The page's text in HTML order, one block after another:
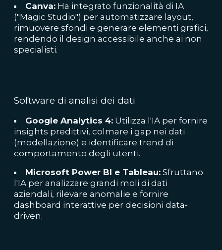
Canva: Ha integrato funzionalità di IA
("Magic Studio") per automatizzare layout,
rimuovere sfondi e generare elementi grafici,
rendendo il design accessibile anche ai non
specialisti.
Software di analisi dei dati
Google Analytics 4: Utilizza l'IA per fornire
insights predittivi, colmare i gap nei dati
(modellazione) e identificare trend di
comportamento degli utenti.
Microsoft Power BI e Tableau: Sfruttano
l'IA per analizzare grandi moli di dati
aziendali, rilevare anomalie e fornire
dashboard interattive per decisioni data-
driven.